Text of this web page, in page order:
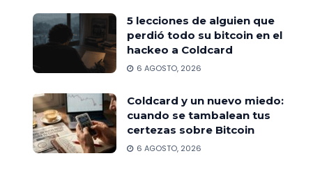
5 lecciones de alguien que
perdió todo su bitcoin en el
hackeo a Coldcard
6 AGOSTO, 2026
Coldcard y un nuevo miedo:
cuando se tambalean tus
certezas sobre Bitcoin
6 AGOSTO, 2026